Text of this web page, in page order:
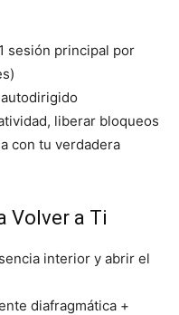
sesión principal por
liberar bloqueos
con tu verdadera
Volver a Ti
interior y abrir el
diafragmática +